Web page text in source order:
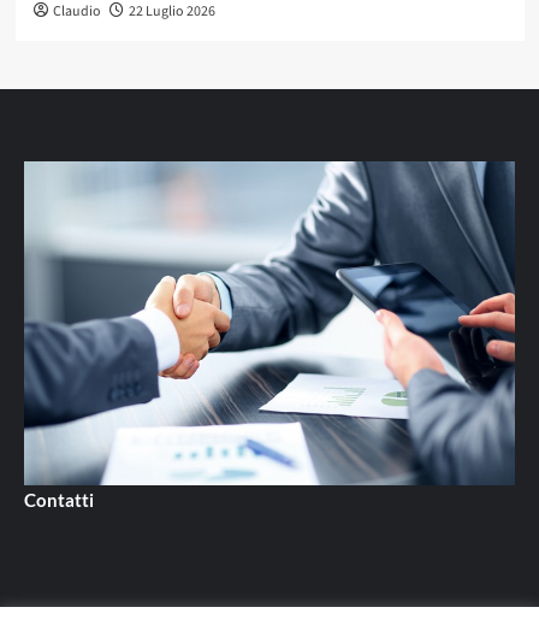
Claudio 22 Luglio 2026
Contatti